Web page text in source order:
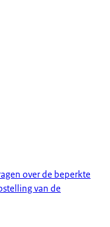
over de beperkte
van de